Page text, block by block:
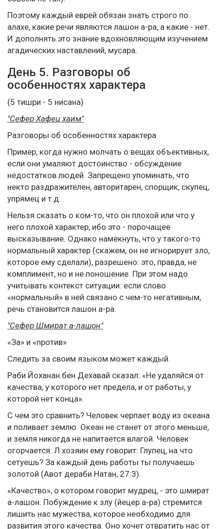
Поэтому каждый еврей обязан знать строго по
алахе, какие речи являются лашон а-ра, а какие - нет.
И дополнять это знание вдохновляющим изучением
агадических наставлений, мусара.
День 5. Разговоры об
особенностях характера
(5 тишри - 5 нисана)
"Сефер Хафец хаим"
Разговоры об особенностях характера
Пример, когда нужно молчать о вещах объективных,
если они умаляют достоинство - обсуждение
недостатков людей. Запрещено упоминать, что
некто раздражителен, авторитарен, спорщик, скупец,
упрямец и т.д.
Нельзя сказать о ком-то, что он плохой или что у
него плохой характер, ибо это - порочащее
высказывание. Однако намекнуть, что у такого-то
нормальный характер (скажем, он не игнорирует зло,
которое ему сделали), разрешено: это, правда, не
комплимент, но и не поношение. При этом надо
учитывать контекст ситуации: если слово
«нормальный» в ней связано с чем-то негативным,
речь становится лашон а-ра.
"Сефер Шмират а-лашон"
«За» и «против»
Следить за своим языком может каждый.
Раби Йоханан бен Дехавай сказал: «Не удаляйся от
качества, у которого нет предела, и от работы, у
которой нет конца».
С чем это сравнить? Человек черпает воду из океана
и поливает землю. Океан не станет от этого меньше,
и земля никогда не напитается влагой. Человек
огорчается. Л хозяин ему говорит: Глупец, на что
сетуешь? За каждый день работы ты получаешь
золотой (Авот дераби Натан, 27:3).
«Качество», о котором говорит мудрец, - это шмират
а-лашон. Побуждение к злу (йецер а-ра) стремится
лишить нас мужества, которое необходимо для
развития этого качества. Оно хочет отвратить нас от